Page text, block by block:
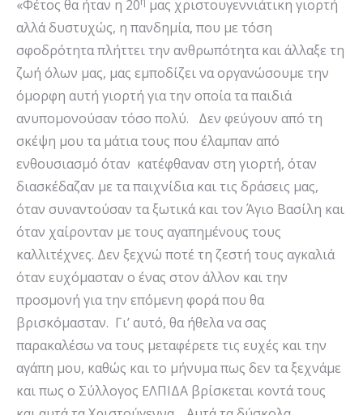
«Φέτος θα ήταν η 20 μας χριστουγεννιάτικη γιορτή
αλλά δυστυχώς, η πανδημία, που με τόση
σφοδρότητα πλήττει την ανθρωπότητα και άλλαξε τη
ζωή όλων μας, μας εμποδίζει να οργανώσουμε την
όμορφη αυτή γιορτή για την οποία τα παιδιά
ανυπομονούσαν τόσο πολύ. Δεν φεύγουν από τη
σκέψη μου τα μάτια τους που έλαμπαν από
ενθουσιασμό όταν κατέφθαναν στη γιορτή, όταν
διασκέδαζαν με τα παιχνίδια και τις δράσεις μας,
όταν συναντούσαν τα ξωτικά και τον Άγιο Βασίλη και
όταν χαίρονταν με τους αγαπημένους τους
καλλιτέχνες. Δεν ξεχνώ ποτέ τη ζεστή τους αγκαλιά
όταν ευχόμασταν ο ένας στον άλλον και την
προσμονή για την επόμενη φορά που θα
βρισκόμασταν. Γι’ αυτό, θα ήθελα να σας
παρακαλέσω να τους μεταφέρετε τις ευχές και την
αγάπη μου, καθώς και το μήνυμα πως δεν τα ξεχνάμε
και πως ο Σύλλογος ΕΛΠΙΔΑ βρίσκεται κοντά τους